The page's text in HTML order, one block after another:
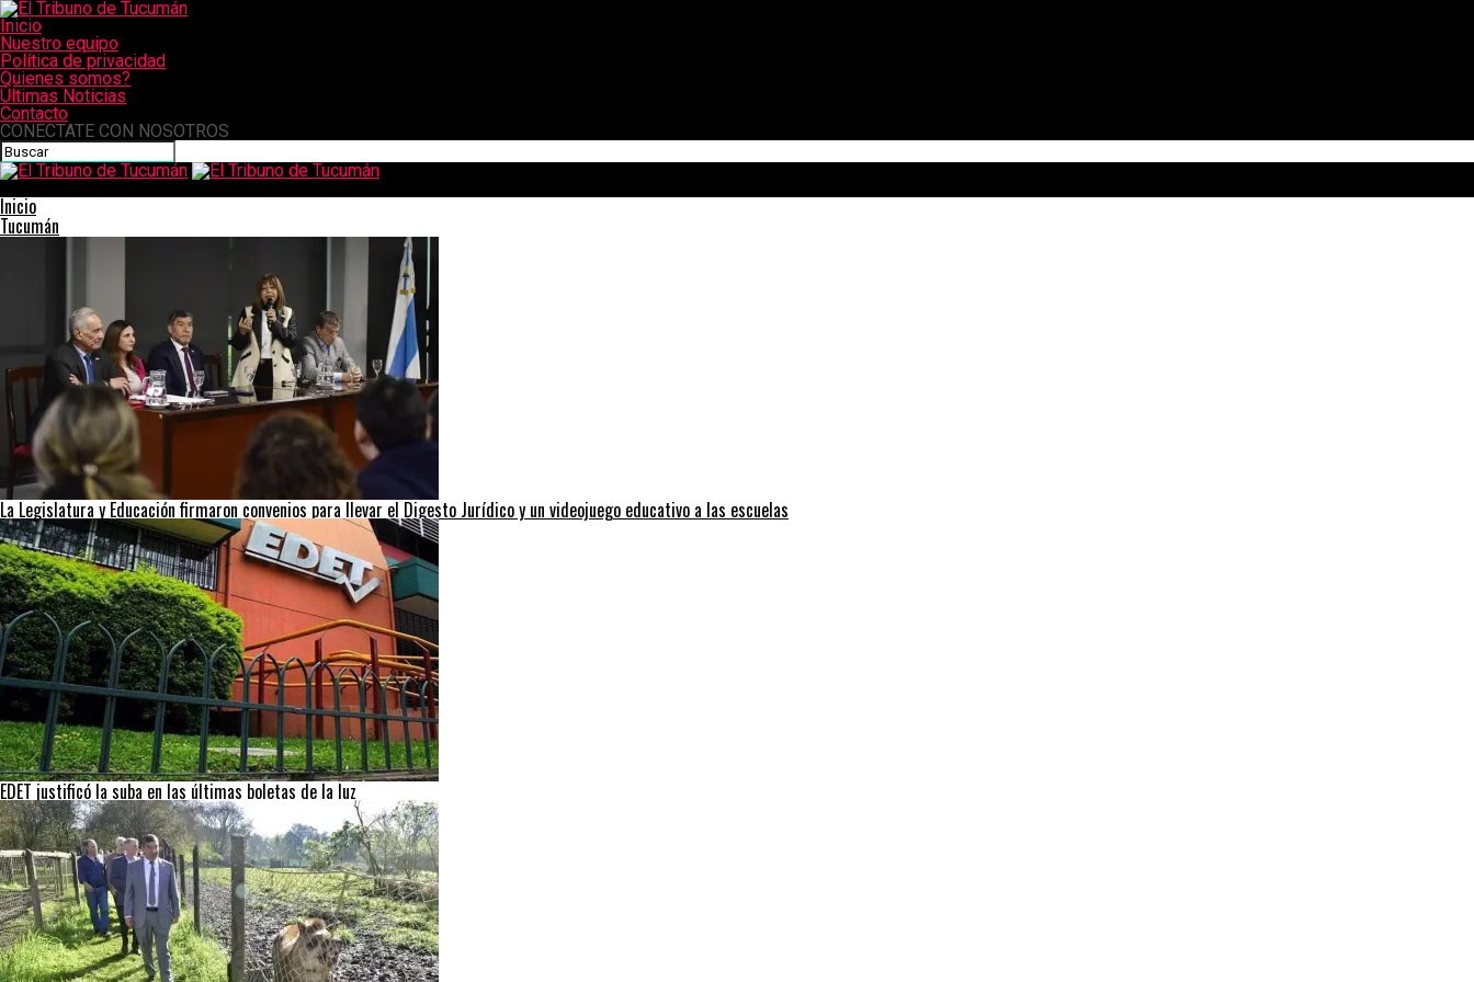
Inicio
Nuestro equipo
Política de privacidad
Quienes somos?
Últimas Noticias
Contacto
CONECTATE CON NOSOTROS
Inicio
Tucumán
La Legislatura y Educación firmaron convenios para llevar el Digesto Jurídico y un videojuego educativo a las escuelas
EDET justificó la suba en las últimas boletas de la luz